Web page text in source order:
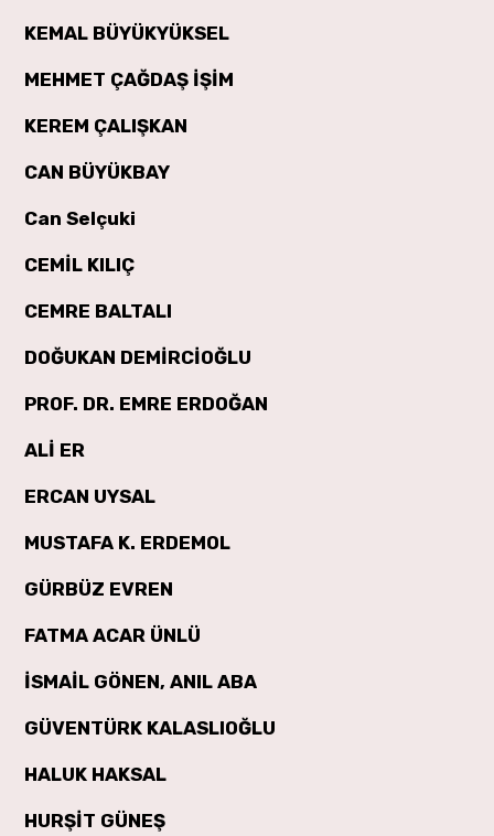
KEMAL BÜYÜKYÜKSEL
MEHMET ÇAĞDAŞ İŞİM
KEREM ÇALIŞKAN
CAN BÜYÜKBAY
Can Selçuki
CEMİL KILIÇ
CEMRE BALTALI
DOĞUKAN DEMİRCİOĞLU
PROF. DR. EMRE ERDOĞAN
ALİ ER
ERCAN UYSAL
MUSTAFA K. ERDEMOL
GÜRBÜZ EVREN
FATMA ACAR ÜNLÜ
İSMAİL GÖNEN, ANIL ABA
GÜVENTÜRK KALASLIOĞLU
HALUK HAKSAL
HURŞİT GÜNEŞ